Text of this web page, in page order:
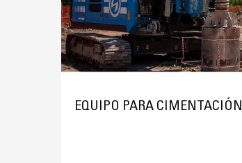
EQUIPO PARA CIMENTACIÓN